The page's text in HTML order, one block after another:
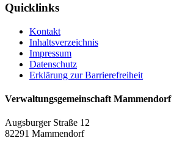
Quicklinks
Kontakt
Inhaltsverzeichnis
Impressum
Datenschutz
Erklärung zur Barrierefreiheit
Verwaltungsgemeinschaft Mammendorf
Augsburger Straße 12
82291 Mammendorf